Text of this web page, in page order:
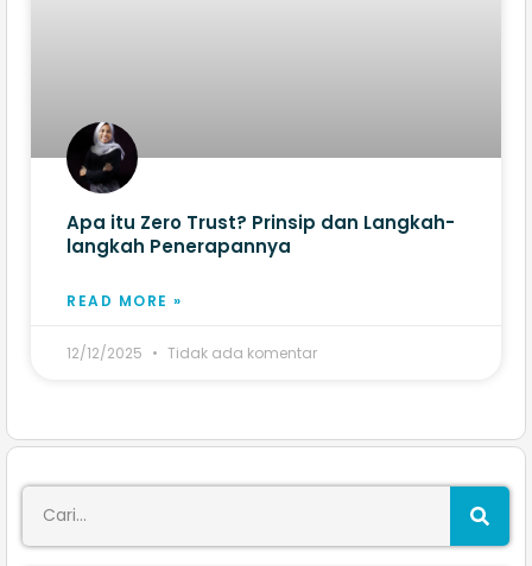
Apa itu Zero Trust? Prinsip dan Langkah-
langkah Penerapannya
READ MORE »
12/12/2025 Tidak ada komentar